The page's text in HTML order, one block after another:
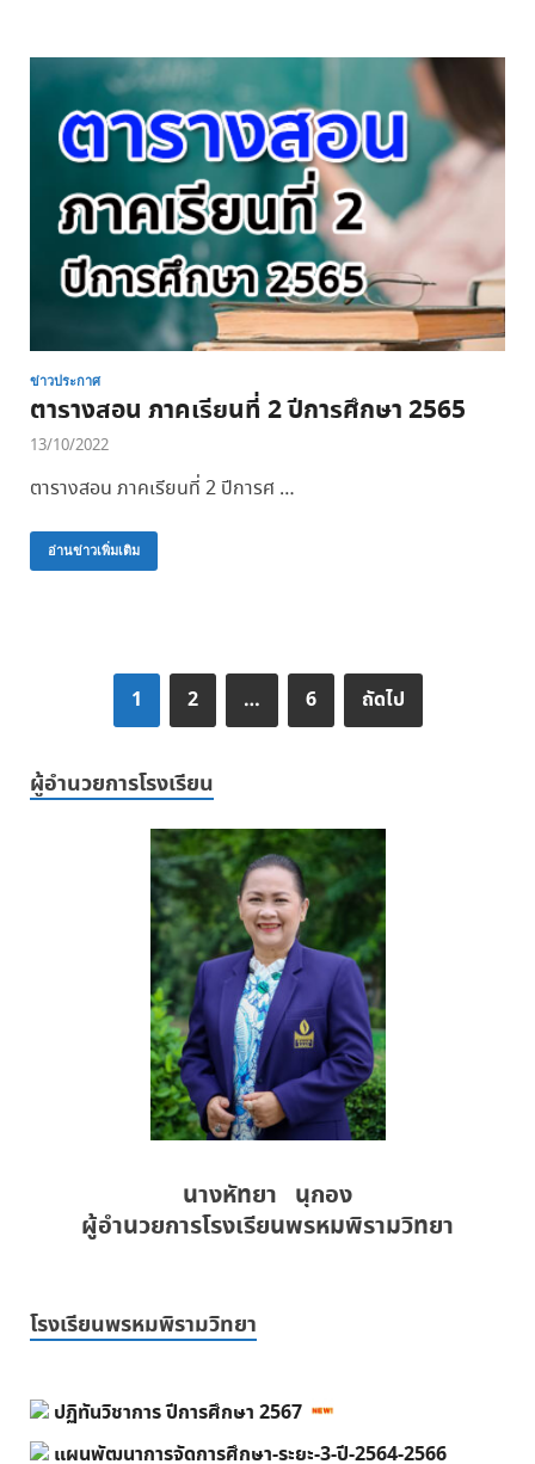
ข่าวประกาศ
ตารางสอน ภาคเรียนที่ 2 ปีการศึกษา 2565
13/10/2022
ตารางสอน ภาคเรียนที่ 2 ปีการศ …
อ่านข่าวเพิ่มเติม
1 2 … 6 ถัดไป
ผู้อำนวยการโรงเรียน
นางหัทยา นุกอง
ผู้อำนวยการโรงเรียนพรหมพิรามวิทยา
โรงเรียนพรหมพิรามวิทยา
ปฏิทันวิชาการ ปีการศึกษา 2567
แผนพัฒนาการจัดการศึกษา-ระยะ-3-ปี-2564-2566